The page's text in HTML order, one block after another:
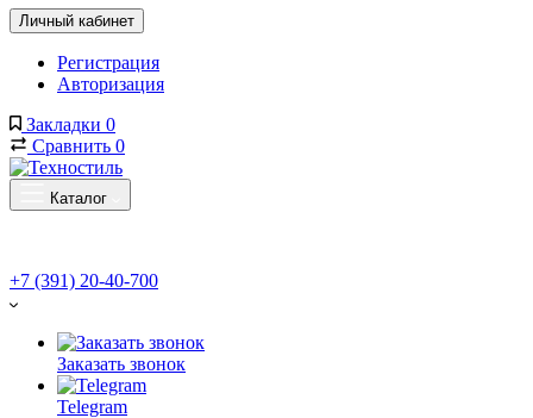
Личный кабинет
Регистрация
Авторизация
Закладки 0
Сравнить 0
Каталог
+7 (391) 20-40-700
Заказать звонок
Telegram